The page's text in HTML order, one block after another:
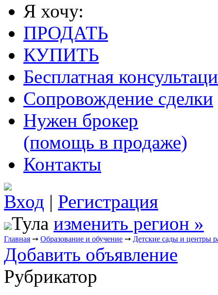
Я хочу:
ПРОДАТЬ
КУПИТЬ
Бесплатная
Сопровождение сделки
Нужен брокер
(помощь в продаже)
Контакты
Вход | Регистрация
Тула изменить регион »
Главная ➙ Образование и обучение ➙ Детские сады и центры
Добавить объявление
Рубрикатор